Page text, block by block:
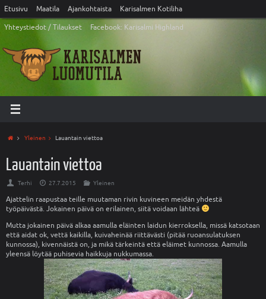
Etusivu Maatila Ajankohtaista
Karisalmen Kotiliha
Yhteystiedot / Tilaukset
Facebook: Karisalmi Highland
Yleinen Lauantain viettoa
Lauantain viettoa
Terhi 27.7.2015 Yleinen
Ajattelin raapustaa teille muutaman rivin kuvineen meidän yhdestä
työpäivästä. Jokainen päivä on erilainen, siitä voidaan lähteä
Mutta jokainen päivä alkaa aamulla eläinten laidun kierroksella, missä katsotaan
että aidat ok, vettä kaikilla, kuivaheinää riittävästi (pitää ruoansulatuksen
kunnossa), kivennäistä on, ja mikä tärkeintä että eläimet kunnossa. Aamulla
yleensä löytää puhisevia haikkuja nukkumassa.